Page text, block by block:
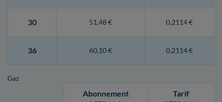
30 51,48 € 0,2114 €
36 60,10 € 0,2114 €
Gaz
Abonnement Tarif